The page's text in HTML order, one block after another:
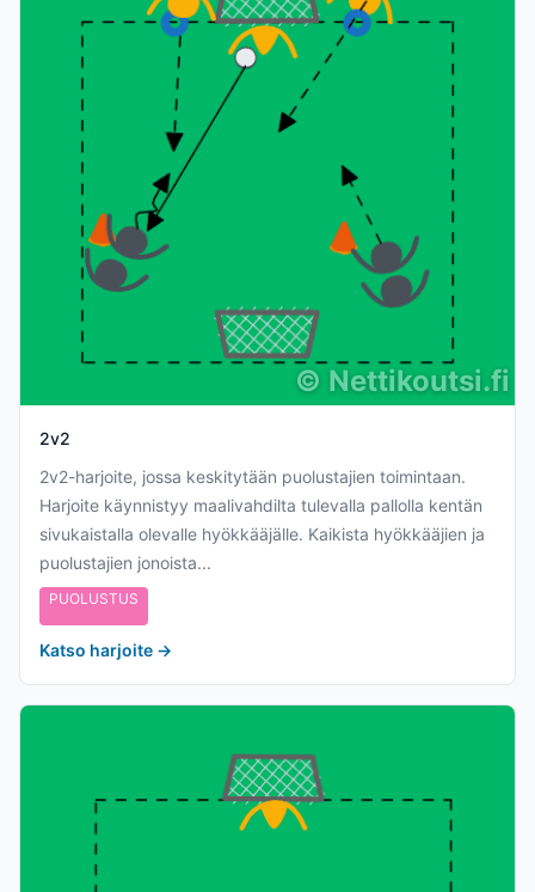
© Nettikoutsi.fi
2v2
2v2-harjoite, jossa keskitytään puolustajien toimintaan.
Harjoite käynnistyy maalivahdilta tulevalla pallolla kentän
sivukaistalla olevalle hyökkääjälle. Kaikista hyökkääjien ja
puolustajien jonoista...
PUOLUSTUS
Katso harjoite →